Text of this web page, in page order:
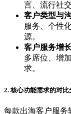
言、流行社
客户类型与
服务、个性
源。
客户服务增
多席位、增
求。
2. 核心功能需求的对比
每款出海客户服务